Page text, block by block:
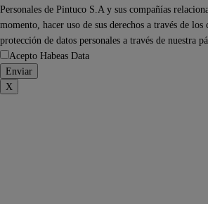
Personales de Pintuco S.A y sus compañías
momento, hacer uso de sus derechos a través de
protección de datos personales a través de nuestra
Acepto Habeas Data
X